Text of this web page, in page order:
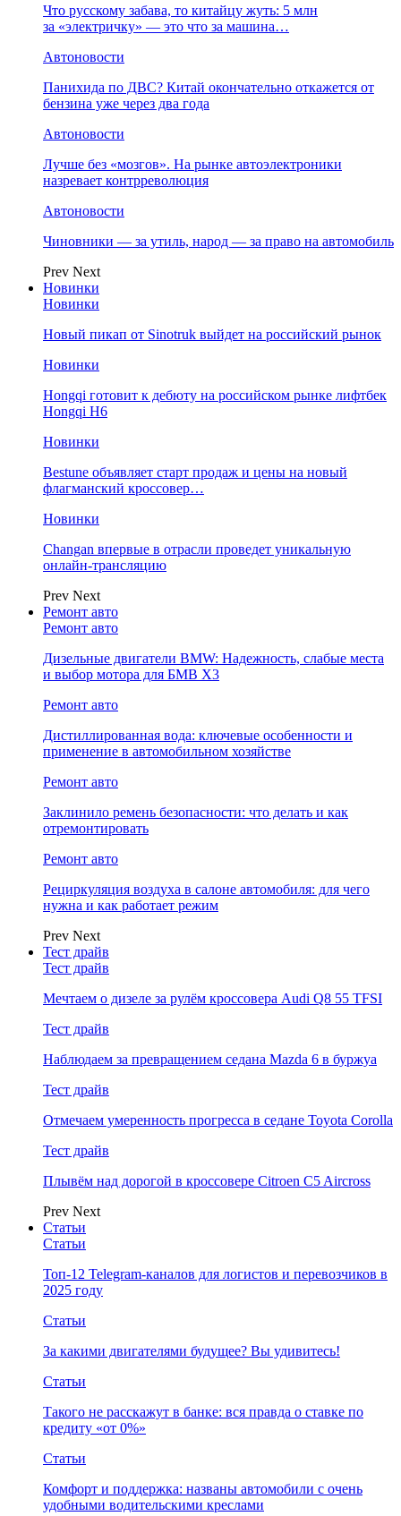
Что русскому забава, то китайцу жуть: 5 млн
за «электричку» — это что за машина…
Автоновости
Панихида по ДВС? Китай окончательно откажется от
бензина уже через два года
Автоновости
Лучше без «мозгов». На рынке автоэлектроники
назревает контрреволюция
Автоновости
Чиновники — за утиль, народ — за право на автомобиль
Prev Next
Новинки
Новинки
Новый пикап от Sinotruk выйдет на российский рынок
Новинки
Hongqi готовит к дебюту на российском рынке лифтбек
Hongqi H6
Новинки
Bestune объявляет старт продаж и цены на новый
флагманский кроссовер…
Новинки
Changan впервые в отрасли проведет уникальную
онлайн-трансляцию
Prev Next
Ремонт авто
Ремонт авто
Дизельные двигатели BMW: Надежность, слабые места
и выбор мотора для БМВ Х3
Ремонт авто
Дистиллированная вода: ключевые особенности и
применение в автомобильном хозяйстве
Ремонт авто
Заклинило ремень безопасности: что делать и как
отремонтировать
Ремонт авто
Рециркуляция воздуха в салоне автомобиля: для чего
нужна и как работает режим
Prev Next
Тест драйв
Тест драйв
Мечтаем о дизеле за рулём кроссовера Audi Q8 55 TFSI
Тест драйв
Наблюдаем за превращением седана Mazda 6 в буржуа
Тест драйв
Отмечаем умеренность прогресса в седане Toyota Corolla
Тест драйв
Плывём над дорогой в кроссовере Citroen C5 Aircross
Prev Next
Статьи
Статьи
Топ-12 Telegram-каналов для логистов и перевозчиков в
2025 году
Статьи
За какими двигателями будущее? Вы удивитесь!
Статьи
Такого не расскажут в банке: вся правда о ставке по
кредиту «от 0%»
Статьи
Комфорт и поддержка: названы автомобили с очень
удобными водительскими креслами